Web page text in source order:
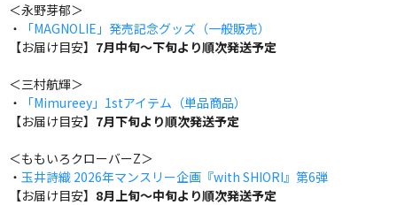
＜永野芽郁＞
・
「MAGNOLIE」発売記念グッズ（一般販売）
【お届け目安】 7月中旬～下旬より順次発送予定
＜三村航輝＞
・
「Mimureey」1stアイテム（単品商品）
【お届け目安】 7月下旬より順次発送予定
＜ももいろクローバーZ＞
・ 玉井詩織 2026年マンスリー企画『with SHIORI』第6弾
【お届け目安】 8月上旬～中旬より順次発送予定